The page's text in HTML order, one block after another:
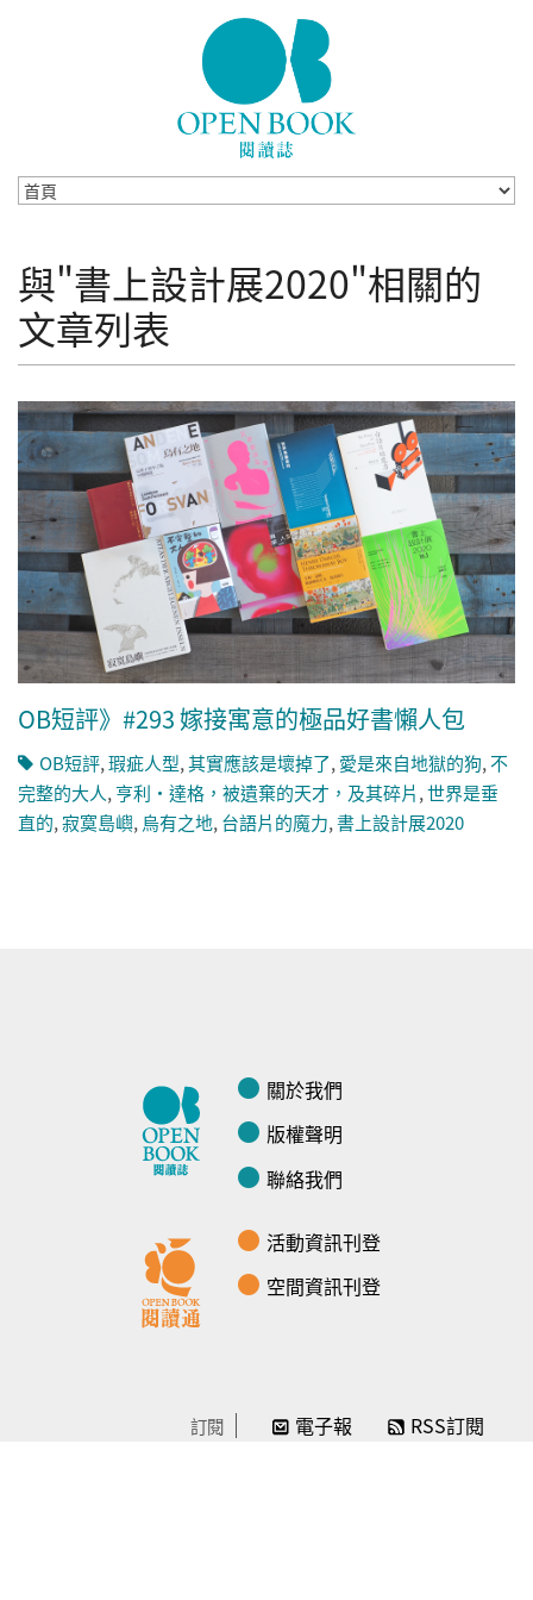
與"書上設計展2020"相關的
文章列表
OB短評》#293 嫁接寓意的極品好書懶人包
OB短評,瑕疵人型,其實應該是壞掉了,愛是來自地獄的狗,不
完整的大人,亨利‧達格，被遺棄的天才，及其碎片,世界是垂
直的,寂寞島嶼,烏有之地,台語片的魔力,書上設計展2020
關於我們
版權聲明
聯絡我們
活動資訊刊登
空間資訊刊登
訂閱 電子報 RSS訂閱